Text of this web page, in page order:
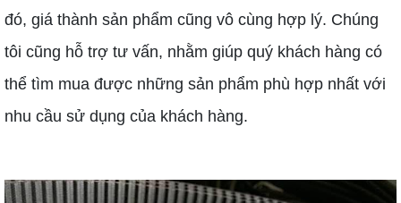
đó, giá thành sản phẩm cũng vô cùng hợp lý. Chúng
tôi cũng hỗ trợ tư vấn, nhằm giúp quý khách hàng có
thể tìm mua được những sản phẩm phù hợp nhất với
nhu cầu sử dụng của khách hàng.